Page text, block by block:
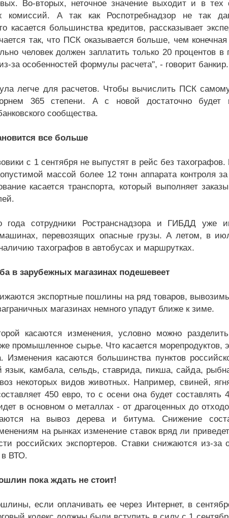
Во-вторых, неточное значение выходит и в тех
комиссий. А так как Роспотребнадзор не так
касается большинства кредитов, рассказывает
так, что ПСК оказывается больше, чем
человек должен заплатить только 20 процентов
за особенностей формулы расчета", - говорит банкир.
легче для расчетов. Чтобы вычислить ПСК
365 степени. А с новой достаточно будет
сообщества.
все больше
с 1 сентября не выпустят в рейс без
массой более 12 тонн аппарата контроля
касается транспорта, который выполняет
года сотрудники Ространснадзора и ГИБДД уже
перевозящих опасные грузы. А летом, в
тахографов в автобусах и маршрутках.
в зарубежных магазинах подешевеет
экспортные пошлины на ряд товаров,
магазинах немного упадут ближе к зиме.
касаются изменения, условно можно
промышленное сырье. Что касается
Изменения касаются большинства пунктов
язык, камбала, сельдь, ставрида, пикша, сайда,
некоторых видов животных. Например, свиней,
450 евро, то с осени она будет составлять
в основном о металлах - от драгоценных до
на вывоз дерева и битума. Снижение
на рынках изменение ставок вряд ли
российских экспортеров. Ставки снижаются из-за
в ВТО.
пока ждать не стоит!
если оплачивать ее через Интернет, в